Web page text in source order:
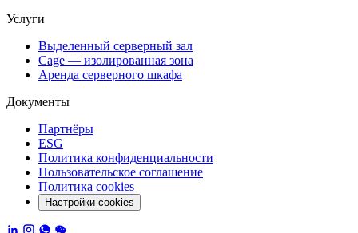
Услуги
Выделенный серверный зал
Cage — изолированная зона
Аренда серверного шкафа
Документы
Партнёры
ESG
Политика конфиденциальности
Пользовательское соглашение
Политика cookies
Настройки cookies